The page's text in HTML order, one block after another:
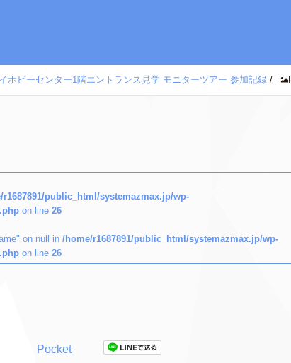
ホビーセンター1階エントランス見学 モニターツアー 参加記録 /
r1687891/public_html/systemazmax.jp/wp-
on line 26
on null in /home/r1687891/public_html/systemazmax.jp/wp-
on line 26
Pocket